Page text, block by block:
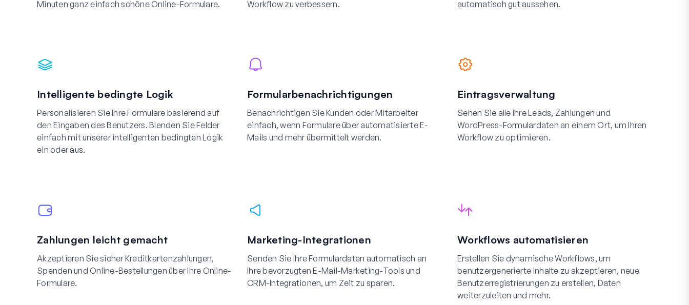
Minuten ganz einfach schöne Online-Formulare.
Workflow zu verbessern.
automatisch gut aussehen.
Intelligente bedingte Logik
Personalisieren Sie Ihre Formulare basierend auf
den Eingaben des Benutzers. Blenden Sie Felder
einfach mit unserer intelligenten bedingten Logik
ein oder aus.
Formularbenachrichtigungen
Benachrichtigen Sie Kunden oder Mitarbeiter
einfach, wenn Formulare über automatisierte E-
Mails und mehr übermittelt werden.
Eintragsverwaltung
Sehen Sie alle Ihre Leads, Zahlungen und
WordPress-Formulardaten an einem Ort, um Ihren
Workflow zu optimieren.
Zahlungen leicht gemacht
Akzeptieren Sie sicher Kreditkartenzahlungen,
Spenden und Online-Bestellungen über Ihre Online-
Formulare.
Marketing-Integrationen
Senden Sie Ihre Formulardaten automatisch an
Ihre bevorzugten E-Mail-Marketing-Tools und
CRM-Integrationen, um Zeit zu sparen.
Workflows automatisieren
Erstellen Sie dynamische Workflows, um
benutzergenerierte Inhalte zu akzeptieren, neue
Benutzerregistrierungen zu erstellen, Daten
weiterzuleiten und mehr.